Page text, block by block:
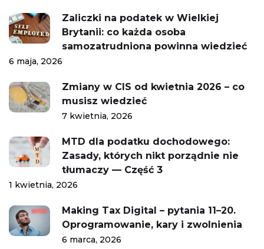
Zaliczki na podatek w Wielkiej
Brytanii: co każda osoba
samozatrudniona powinna wiedzieć
6 maja, 2026
Zmiany w CIS od kwietnia 2026 – co
musisz wiedzieć
7 kwietnia, 2026
MTD dla podatku dochodowego:
Zasady, których nikt porządnie nie
tłumaczy — Część 3
1 kwietnia, 2026
Making Tax Digital – pytania 11–20.
Oprogramowanie, kary i zwolnienia
6 marca, 2026